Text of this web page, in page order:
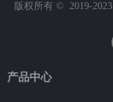
版权所有 ©  2019-2023
产品中心